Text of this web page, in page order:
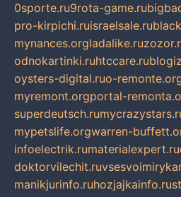
0sporte.ru9rota-game.ru
pro-kirpichi.ruisraelsale.ru
mynances.orgladalike.ru
odnokartinki.ruhtccare.ru
oysters-digital.ruo-
myremont.orgportal-
superdeutsch.ru
mypetslife.orgwarren-
infoelectrik.rumaterialexpert.ru
doktorvilechit.ru
manikjurinfo.ruhozjajkainfo.ru